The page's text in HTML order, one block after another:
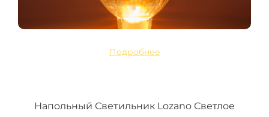
Подробнее
Напольный Светильник Lozano Светлое